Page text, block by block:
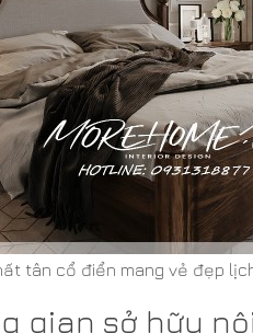
tân cổ điển mang vẻ đẹp
gian sở hữu